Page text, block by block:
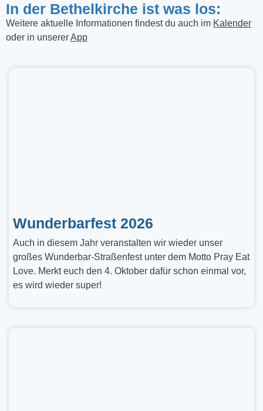
In der Bethelkirche ist was los:
Weitere aktuelle Informationen findest du auch im Kalender
oder in unsererApp
Wunderbarfest 2026
Auch in diesem Jahr veranstalten wir wieder unser
großes Wunderbar-Straßenfest unter dem Motto Pray Eat
Love. Merkt euch den 4. Oktober dafür schon einmal vor,
es wird wieder super!